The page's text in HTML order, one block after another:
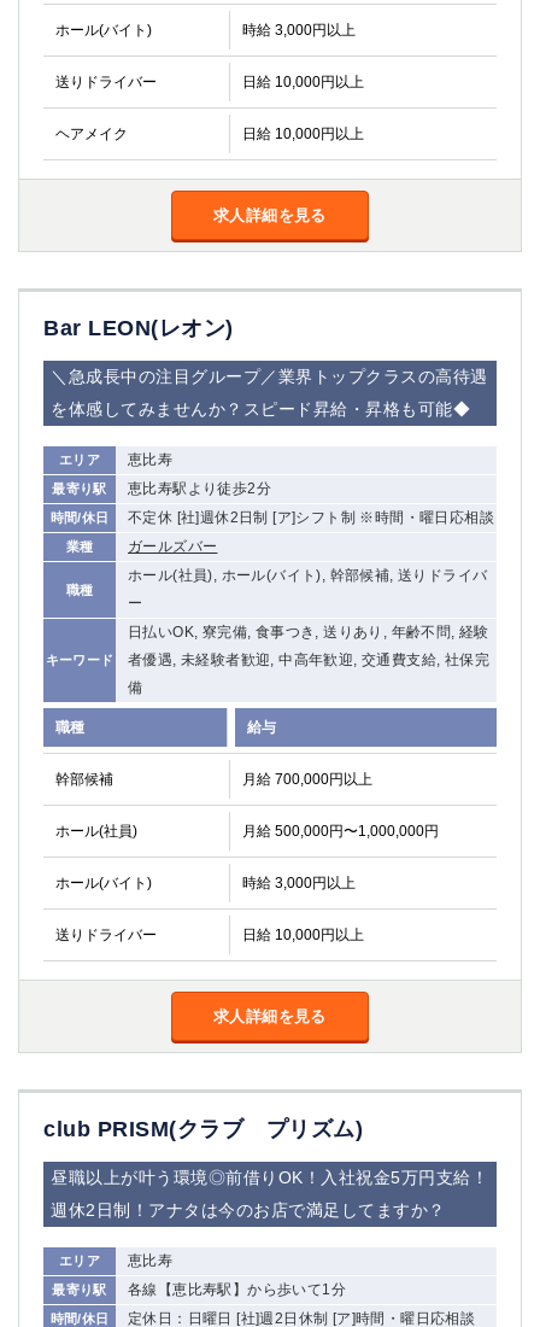
ホール(バイト) 時給 3,000円以上
送りドライバー 日給 10,000円以上
ヘアメイク 日給 10,000円以上
求人詳細を見る
Bar LEON(レオン)
＼急成長中の注目グループ／業界トップクラスの高待遇
を体感してみませんか？スピード昇給・昇格も可能◆
エリア 恵比寿
最寄り駅 恵比寿駅より徒歩2分
時間/休日 不定休 [社]週休2日制 [ア]シフト制 ※時間・曜日応相談
業種 ガールズバー
職種
ホール(社員), ホール(バイト), 幹部候補, 送りドライバ
ー
キーワード
日払いOK, 寮完備, 食事つき, 送りあり, 年齢不問, 経験
者優遇, 未経験者歓迎, 中高年歓迎, 交通費支給, 社保完
備
職種 給与
幹部候補 月給 700,000円以上
ホール(社員) 月給 500,000円〜1,000,000円
ホール(バイト) 時給 3,000円以上
送りドライバー 日給 10,000円以上
求人詳細を見る
club PRISM(クラブ プリズム)
昼職以上が叶う環境◎前借りOK！入社祝金5万円支給！
週休2日制！アナタは今のお店で満足してますか？
エリア 恵比寿
最寄り駅 各線【恵比寿駅】から歩いて1分
時間/休日 定休日：日曜日 [社]週2日休制 [ア]時間・曜日応相談
志木
川越
草加
南浦和
熊谷
獨協大学前＜草加松原＞
春日部
川口
蕨
成田
千葉
西船橋
柏（東口）
下総中山
茂原
松戸
八千代台
東金
栃木県
小山
東武宇都宮（宇都宮西口）
茨城県
土浦 ひたち野うしく
高崎 館林
0 選択した内容で設定